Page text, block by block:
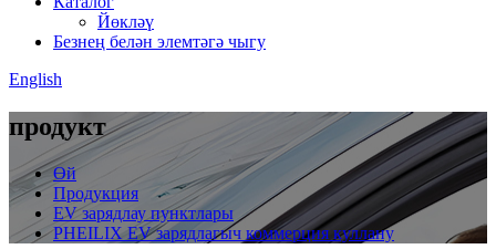
Йөкләү
Безнең белән элемтәгә чыгу
English
продукт
Өй
Продукция
EV зарядлау пунктлары
PHEILIX EV зарядлагыч коммерция куллану